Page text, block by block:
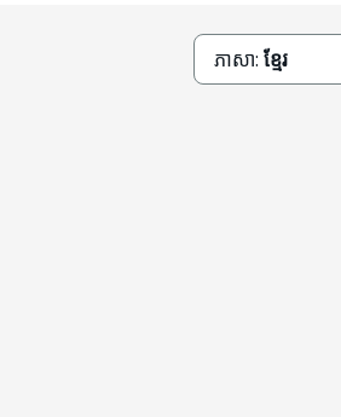
ភាសា: ខ្មែរ